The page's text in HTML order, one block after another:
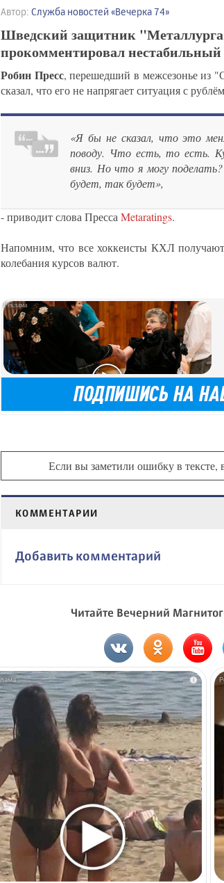
Автор: Служба новостей «Вечерка 74»
Шведский защитник
прокомментировал нестабильный
Робин Пресс, перешедший в межсезонье из
сказал, что его не напрягает ситуация с
«Я бы не сказал, что это
поводу. Что есть, то есть.
вниз. Но что я могу
будет, так будет»,
- приводит слова ПрессаMetaratings.
Напомним, что все хоккеисты КХЛ получают
колебания курсов валют.
Если вы заметили ошибку в тексте,
КОММЕНТАРИИ
Добавить комментарий
Читайте Вечерний
i